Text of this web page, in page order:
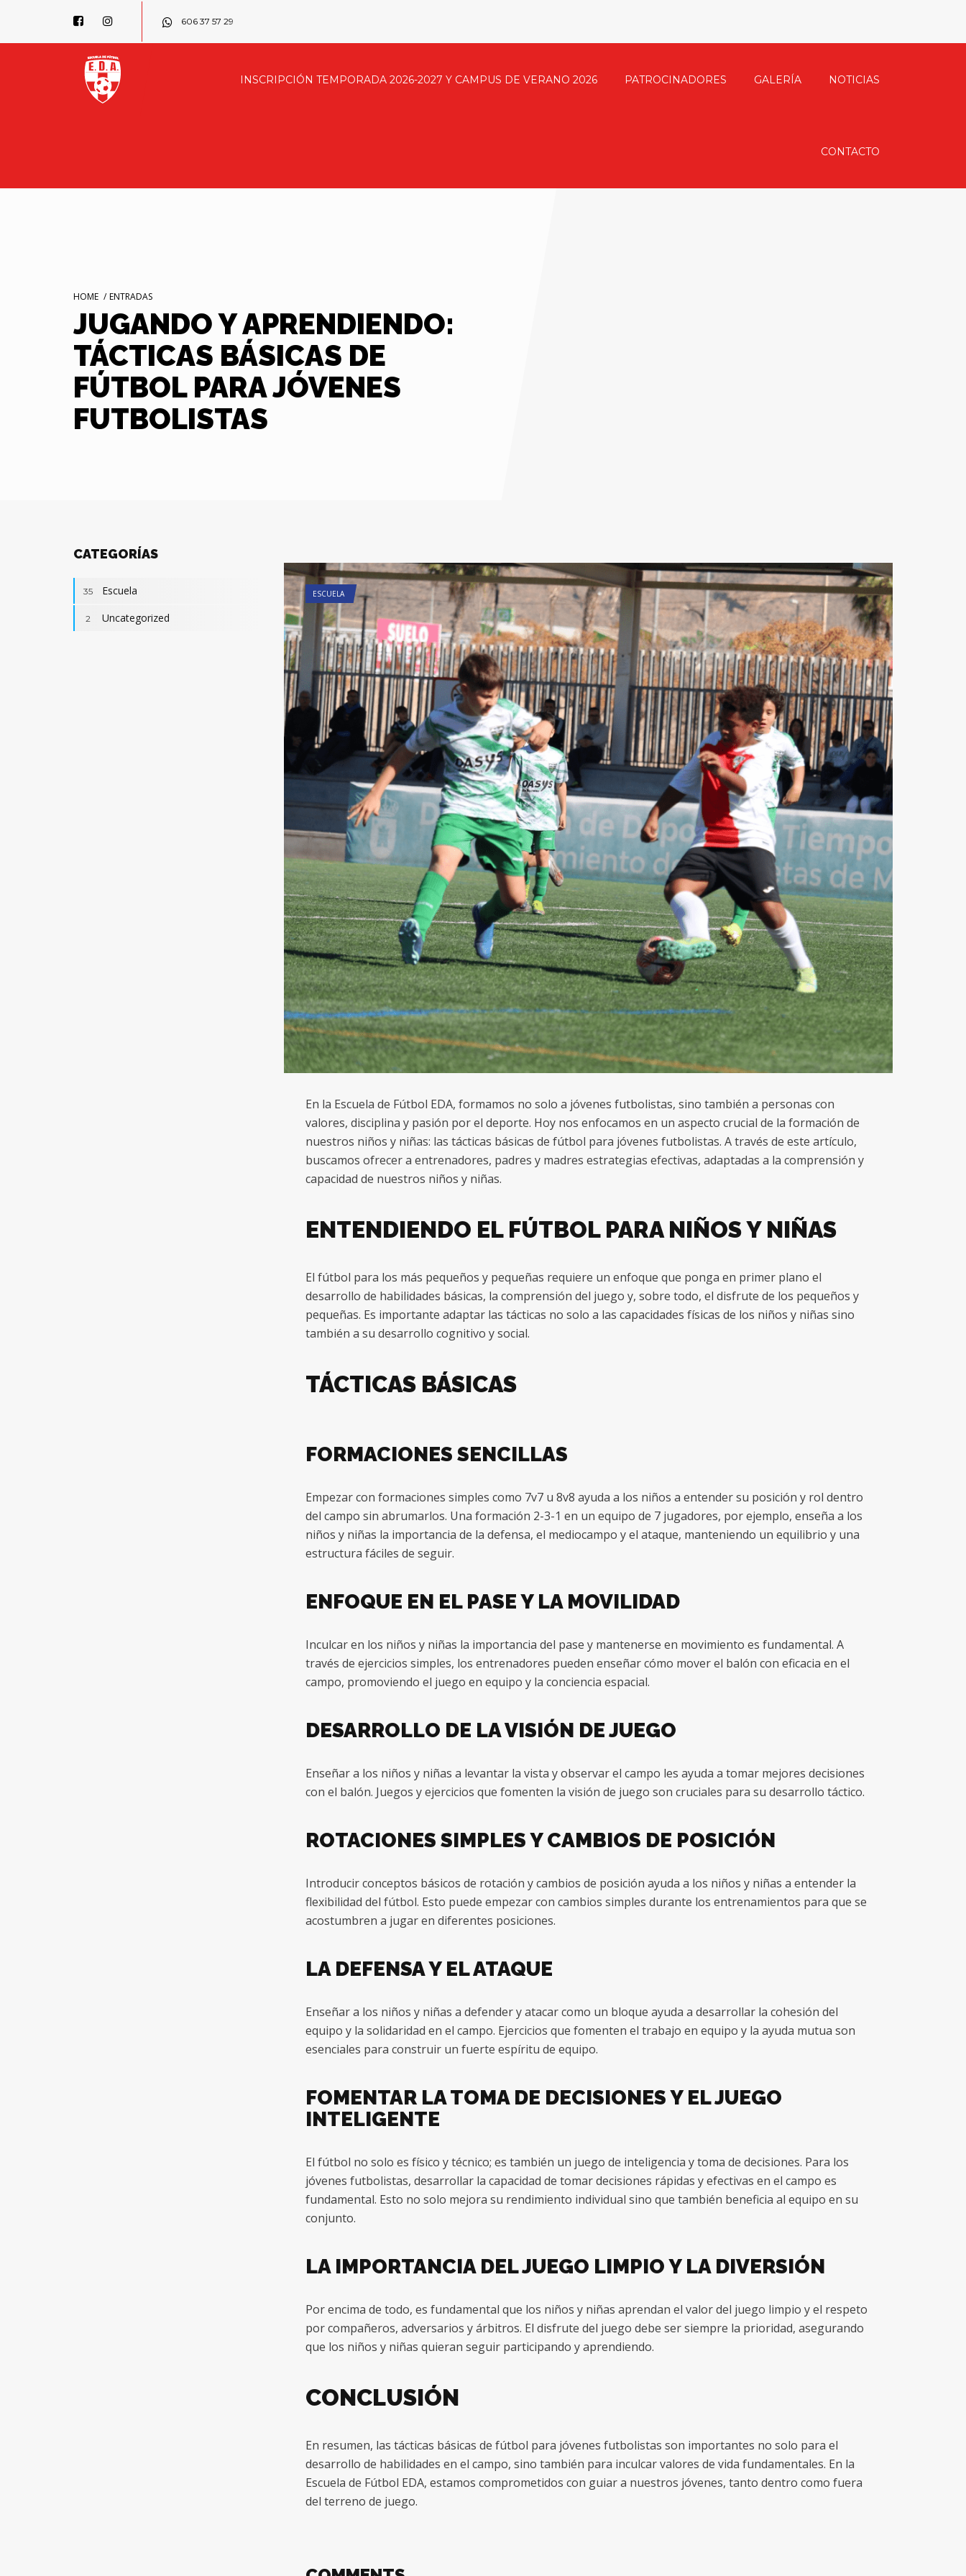
606 37 57 29
INSCRIPCIÓN TEMPORADA 2026-2027 Y CAMPUS DE VERANO 2026 PATROCINADORES GALERÍA NOTICIAS
CONTACTO
HOME / ENTRADAS
JUGANDO Y APRENDIENDO:
TÁCTICAS BÁSICAS DE
FÚTBOL PARA JÓVENES
FUTBOLISTAS
ESCUELA
En la Escuela de Fútbol EDA, formamos no solo a jóvenes futbolistas, sino también a personas con
valores, disciplina y pasión por el deporte. Hoy nos enfocamos en un aspecto crucial de la formación de
nuestros niños y niñas: las tácticas básicas de fútbol para jóvenes futbolistas. A través de este artículo,
buscamos ofrecer a entrenadores, padres y madres estrategias efectivas, adaptadas a la comprensión y
capacidad de nuestros niños y niñas.
ENTENDIENDO EL FÚTBOL PARA NIÑOS Y NIÑAS
El fútbol para los más pequeños y pequeñas requiere un enfoque que ponga en primer plano el
desarrollo de habilidades básicas, la comprensión del juego y, sobre todo, el disfrute de los pequeños y
pequeñas. Es importante adaptar las tácticas no solo a las capacidades físicas de los niños y niñas sino
también a su desarrollo cognitivo y social.
TÁCTICAS BÁSICAS
FORMACIONES SENCILLAS
Empezar con formaciones simples como 7v7 u 8v8 ayuda a los niños a entender su posición y rol dentro
del campo sin abrumarlos. Una formación 2-3-1 en un equipo de 7 jugadores, por ejemplo, enseña a los
niños y niñas la importancia de la defensa, el mediocampo y el ataque, manteniendo un equilibrio y una
estructura fáciles de seguir.
ENFOQUE EN EL PASE Y LA MOVILIDAD
Inculcar en los niños y niñas la importancia del pase y mantenerse en movimiento es fundamental. A
través de ejercicios simples, los entrenadores pueden enseñar cómo mover el balón con eficacia en el
campo, promoviendo el juego en equipo y la conciencia espacial.
DESARROLLO DE LA VISIÓN DE JUEGO
Enseñar a los niños y niñas a levantar la vista y observar el campo les ayuda a tomar mejores decisiones
con el balón. Juegos y ejercicios que fomenten la visión de juego son cruciales para su desarrollo táctico.
ROTACIONES SIMPLES Y CAMBIOS DE POSICIÓN
Introducir conceptos básicos de rotación y cambios de posición ayuda a los niños y niñas a entender la
flexibilidad del fútbol. Esto puede empezar con cambios simples durante los entrenamientos para que se
acostumbren a jugar en diferentes posiciones.
LA DEFENSA Y EL ATAQUE
Enseñar a los niños y niñas a defender y atacar como un bloque ayuda a desarrollar la cohesión del
equipo y la solidaridad en el campo. Ejercicios que fomenten el trabajo en equipo y la ayuda mutua son
esenciales para construir un fuerte espíritu de equipo.
FOMENTAR LA TOMA DE DECISIONES Y EL JUEGO
INTELIGENTE
El fútbol no solo es físico y técnico; es también un juego de inteligencia y toma de decisiones. Para los
jóvenes futbolistas, desarrollar la capacidad de tomar decisiones rápidas y efectivas en el campo es
fundamental. Esto no solo mejora su rendimiento individual sino que también beneficia al equipo en su
conjunto.
LA IMPORTANCIA DEL JUEGO LIMPIO Y LA DIVERSIÓN
Por encima de todo, es fundamental que los niños y niñas aprendan el valor del juego limpio y el respeto
por compañeros, adversarios y árbitros. El disfrute del juego debe ser siempre la prioridad, asegurando
que los niños y niñas quieran seguir participando y aprendiendo.
CONCLUSIÓN
En resumen, las tácticas básicas de fútbol para jóvenes futbolistas son importantes no solo para el
desarrollo de habilidades en el campo, sino también para inculcar valores de vida fundamentales. En la
Escuela de Fútbol EDA, estamos comprometidos con guiar a nuestros jóvenes, tanto dentro como fuera
del terreno de juego.
CATEGORÍAS
35 Escuela
2 Uncategorized